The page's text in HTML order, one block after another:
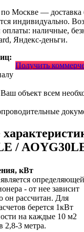
по Москве — доставка
индивидуально.
наличные,
Яндекс-деньги.
Получить
объект всем
/
кВт
определяющей
- от нее зависит
он рассчитан. Для
берется 1кВт
на каждые 10 м2
2,8-3 метра.